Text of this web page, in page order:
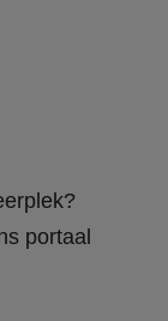
portaal